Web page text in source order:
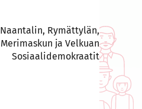
Naantalin, Rymättylän,
Merimaskun ja Velkuan
Sosiaalidemokraatit